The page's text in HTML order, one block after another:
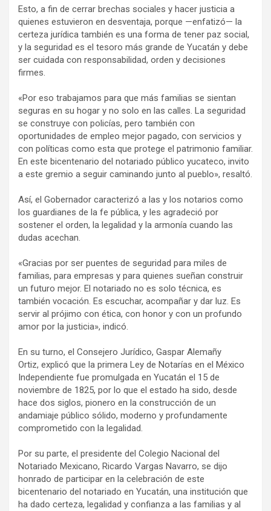
Esto, a fin de cerrar brechas sociales y hacer justicia a
quienes estuvieron en desventaja, porque —enfatizó— la
certeza jurídica también es una forma de tener paz social,
y la seguridad es el tesoro más grande de Yucatán y debe
ser cuidada con responsabilidad, orden y decisiones
firmes.
«Por eso trabajamos para que más familias se sientan
seguras en su hogar y no solo en las calles. La seguridad
se construye con policías, pero también con
oportunidades de empleo mejor pagado, con servicios y
con políticas como esta que protege el patrimonio familiar.
En este bicentenario del notariado público yucateco, invito
a este gremio a seguir caminando junto al pueblo», resaltó.
Así, el Gobernador caracterizó a las y los notarios como
los guardianes de la fe pública, y les agradeció por
sostener el orden, la legalidad y la armonía cuando las
dudas acechan.
«Gracias por ser puentes de seguridad para miles de
familias, para empresas y para quienes sueñan construir
un futuro mejor. El notariado no es solo técnica, es
también vocación. Es escuchar, acompañar y dar luz. Es
servir al prójimo con ética, con honor y con un profundo
amor por la justicia», indicó.
En su turno, el Consejero Jurídico, Gaspar Alemañy
Ortiz, explicó que la primera Ley de Notarías en el México
Independiente fue promulgada en Yucatán el 15 de
noviembre de 1825, por lo que el estado ha sido, desde
hace dos siglos, pionero en la construcción de un
andamiaje público sólido, moderno y profundamente
comprometido con la legalidad.
Por su parte, el presidente del Colegio Nacional del
Notariado Mexicano, Ricardo Vargas Navarro, se dijo
honrado de participar en la celebración de este
bicentenario del notariado en Yucatán, una institución que
ha dado certeza, legalidad y confianza a las familias y al